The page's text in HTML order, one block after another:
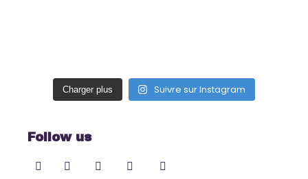
Charger plus Suivre sur Instagram
Follow us